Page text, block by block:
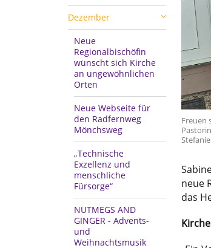
Dezember
Neue
Regionalbischöfin
wünscht sich Kirche
an ungewöhnlichen
Orten
Neue Webseite für
den Radfernweg
Mönchsweg
„Technische
Exzellenz und
menschliche
Fürsorge“
NUTMEGS AND
GINGER - Advents-
und
Weihnachtsmusik
Freuen
neue
das